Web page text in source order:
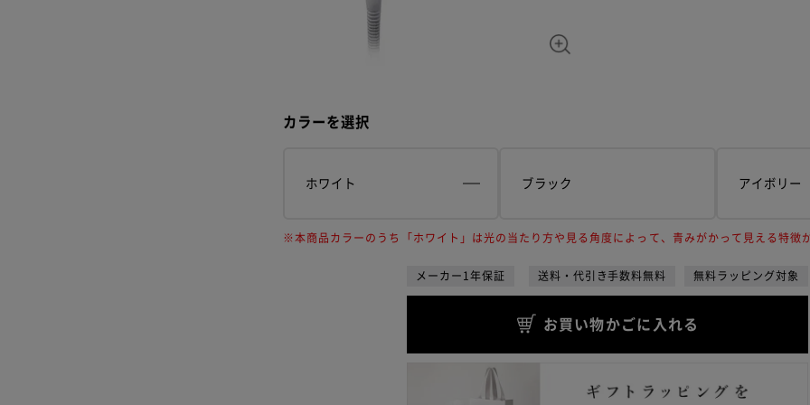
カラーを選択
ホワイト ブラック アイボリー
※本商品カラーのうち「ホワイト」は光の当たり方や見る角度によって、青みがかって見える特徴
メーカー1年保証 送料・代引き手数料無料 無料ラッピング対象
お買い物かごに入れる